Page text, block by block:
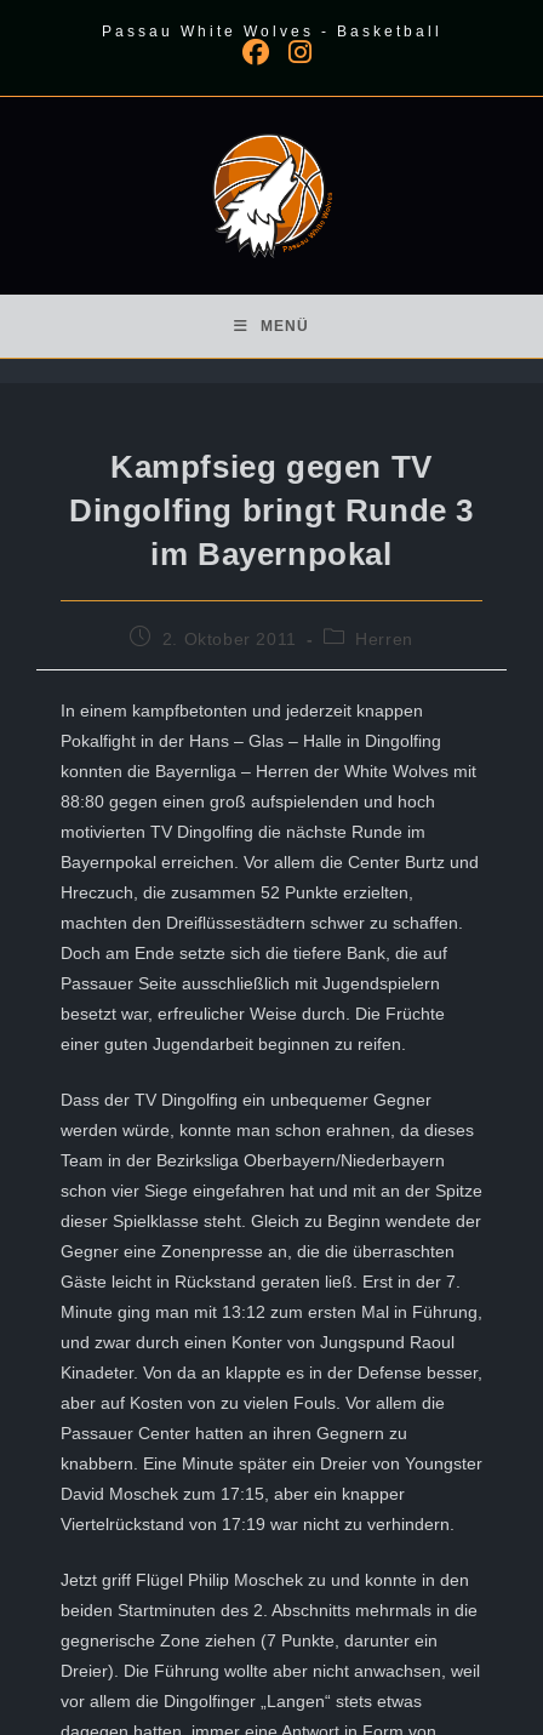
Passau White Wolves - Basketball
MENÜ
Kampfsieg gegen TV
Dingolfing bringt Runde 3
im Bayernpokal
Beitrag2. Oktober 2011
Beitrags-
Herren
In einem kampfbetonten und jederzeit knappen
Pokalfight in der Hans – Glas – Halle in Dingolfing
konnten die Bayernliga – Herren der White Wolves mit
88:80 gegen einen groß aufspielenden und hoch
motivierten TV Dingolfing die nächste Runde im
Bayernpokal erreichen. Vor allem die Center Burtz und
Hreczuch, die zusammen 52 Punkte erzielten,
machten den Dreiflüssestädtern schwer zu schaffen.
Doch am Ende setzte sich die tiefere Bank, die auf
Passauer Seite ausschließlich mit Jugendspielern
besetzt war, erfreulicher Weise durch. Die Früchte
einer guten Jugendarbeit beginnen zu reifen.
Dass der TV Dingolfing ein unbequemer Gegner
werden würde, konnte man schon erahnen, da dieses
Team in der Bezirksliga Oberbayern/Niederbayern
schon vier Siege eingefahren hat und mit an der Spitze
dieser Spielklasse steht. Gleich zu Beginn wendete der
Gegner eine Zonenpresse an, die die überraschten
Gäste leicht in Rückstand geraten ließ. Erst in der 7.
Minute ging man mit 13:12 zum ersten Mal in Führung,
und zwar durch einen Konter von Jungspund Raoul
Kinadeter. Von da an klappte es in der Defense besser,
aber auf Kosten von zu vielen Fouls. Vor allem die
Passauer Center hatten an ihren Gegnern zu
knabbern. Eine Minute später ein Dreier von Youngster
David Moschek zum 17:15, aber ein knapper
Viertelrückstand von 17:19 war nicht zu verhindern.
Jetzt griff Flügel Philip Moschek zu und konnte in den
beiden Startminuten des 2. Abschnitts mehrmals in die
gegnerische Zone ziehen (7 Punkte, darunter ein
Dreier). Die Führung wollte aber nicht anwachsen, weil
vor allem die Dingolfinger „Langen“ stets etwas